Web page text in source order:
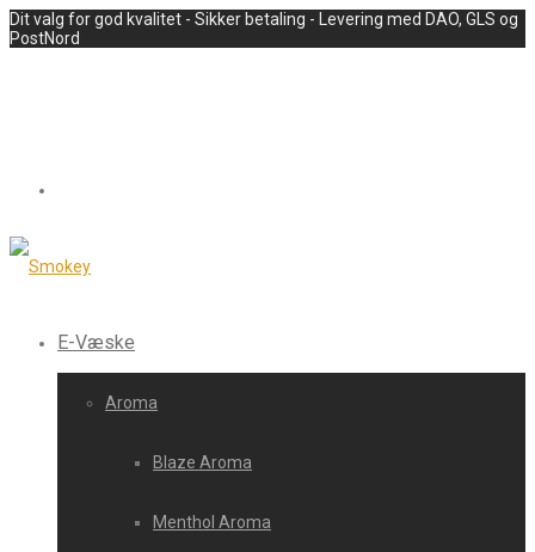
Dit valg for god kvalitet - Sikker betaling - Levering med DAO, GLS og
PostNord
E-Væske
Aroma
Blaze Aroma
Menthol Aroma